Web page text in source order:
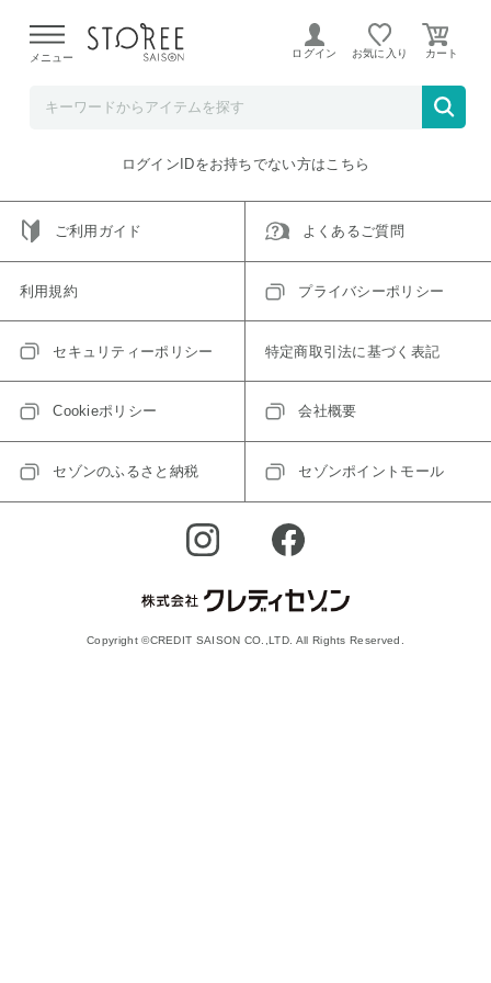
よる配送遅延が発生しております。
メニュー ログイン お気に入り
ご指定のアイテムは取り扱い終了、またはただいま取り扱い
トップへ戻る
ログインIDをお持ちでない方はこちら
ご利用ガイド よくあるご質問
利用規約 プライバシーポリシー
セキュリティーポリシー 特定商取引法に基づく表記
Cookieポリシー 会社概要
セゾンのふるさと納税 セゾンポイントモール
Copyright ©CREDIT SAISON CO.,LTD. All Rights Reserved.